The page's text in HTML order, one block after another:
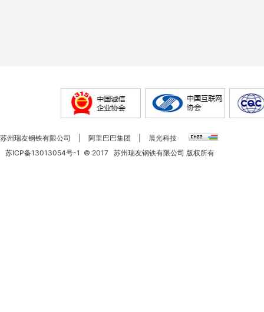
苏州瑞友钢铁有限公司 阿里巴巴集团
晨光科技
苏ICP备13013054号-1 © 2017 苏州瑞友钢铁有限公司 版权所有